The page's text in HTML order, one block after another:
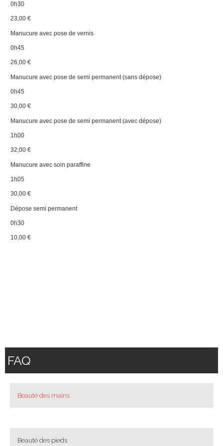
0h30
23,00 €
Manucure avec pose de vernis
0h45
26,00 €
Manucure avec pose de semi permanent (sans dépose)
0h45
30,00 €
Manucure avec pose de semi permanent (avec dépose)
1h00
32,00 €
Manucure avec soin paraffine
1h05
30,00 €
Dépose semi permanent
0h30
10,00 €
FAQ
Beauté des mains
Beauté des pieds